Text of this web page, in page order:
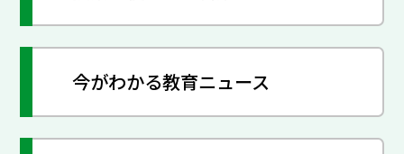
今がわかる教育ニュース